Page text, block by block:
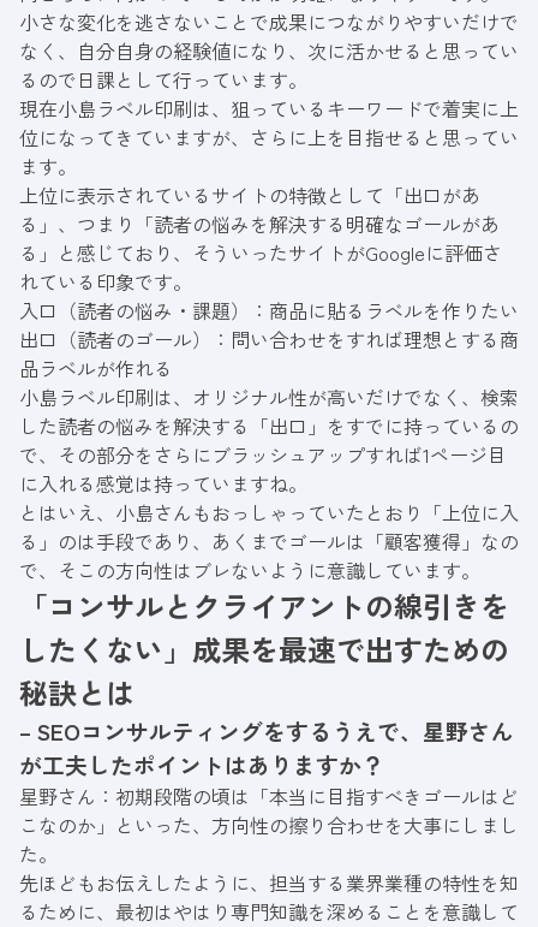
小さな変化を逃さないことで成果につながりやすいだけで
なく、自分自身の経験値になり、次に活かせると思ってい
るので日課として行っています。
現在小島ラベル印刷は、狙っているキーワードで着実に上
位になってきていますが、さらに上を目指せると思ってい
ます。
上位に表示されているサイトの特徴として「出口があ
る」、つまり「読者の悩みを解決する明確なゴールがあ
る」と感じており、そういったサイトがGoogleに評価さ
れている印象です。
入口（読者の悩み・課題）：商品に貼るラベルを作りたい
出口（読者のゴール）：問い合わせをすれば理想とする商
品ラベルが作れる
小島ラベル印刷は、オリジナル性が高いだけでなく、検索
した読者の悩みを解決する「出口」をすでに持っているの
で、その部分をさらにブラッシュアップすれば1ページ目
に入れる感覚は持っていますね。
とはいえ、小島さんもおっしゃっていたとおり「上位に入
る」のは手段であり、あくまでゴールは「顧客獲得」なの
で、そこの方向性はブレないように意識しています。
「コンサルとクライアントの線引きを
したくない」成果を最速で出すための
秘訣とは
– SEOコンサルティングをするうえで、星野さん
が工夫したポイントはありますか？
星野さん：初期段階の頃は「本当に目指すべきゴールはど
こなのか」といった、方向性の擦り合わせを大事にしまし
た。
先ほどもお伝えしたように、担当する業界業種の特性を知
るために、最初はやはり専門知識を深めることを意識して